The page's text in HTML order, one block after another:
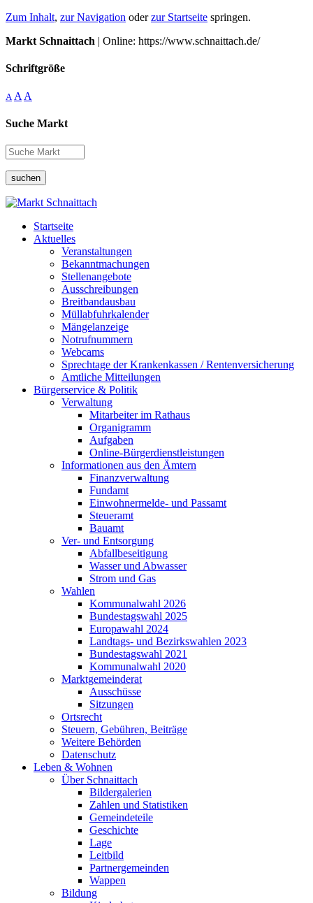
Zum Inhalt, zur Navigation oderzur Startseite springen.
Markt Schnaittach | Online: https://www.schnaittach.de/
Schriftgröße
A A A
Suche Markt
suchen
Startseite
Aktuelles
Veranstaltungen
Bekanntmachungen
Stellenangebote
Ausschreibungen
Breitbandausbau
Müllabfuhrkalender
Mängelanzeige
Notrufnummern
Webcams
Sprechtage der Krankenkassen / Rentenversicherung
Amtliche Mitteilungen
Bürgerservice & Politik
Verwaltung
Mitarbeiter im Rathaus
Organigramm
Aufgaben
Online-Bürgerdienstleistungen
Informationen aus den Ämtern
Finanzverwaltung
Fundamt
Einwohnermelde- und Passamt
Steueramt
Bauamt
Ver- und Entsorgung
Abfallbeseitigung
Wasser und Abwasser
Strom und Gas
Wahlen
Kommunalwahl 2026
Bundestagswahl 2025
Europawahl 2024
Landtags- und Bezirkswahlen 2023
Bundestagswahl 2021
Kommunalwahl 2020
Marktgemeinderat
Ausschüsse
Sitzungen
Ortsrecht
Steuern, Gebühren, Beiträge
Weitere Behörden
Datenschutz
Leben & Wohnen
Über Schnaittach
Bildergalerien
Zahlen und Statistiken
Gemeindeteile
Geschichte
Lage
Leitbild
Partnergemeinden
Wappen
Bildung